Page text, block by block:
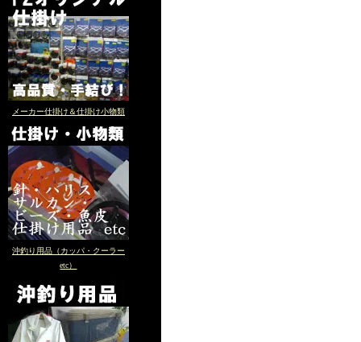
メーカー仕掛け＆仕掛け小物類
沖釣り用品（カッパ・クーラー
etc）